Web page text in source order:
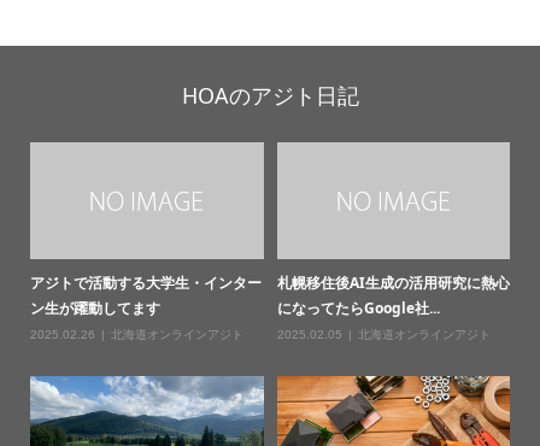
HOAのアジト日記
アジトで活動する大学生・インター
ン生が躍動してます
2025.02.26 北海道オンラインアジト
札幌移住後AI生成の活用研究に熱心
になってたらGoogle社...
2025.02.05 北海道オンラインアジト